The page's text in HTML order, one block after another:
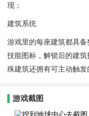
现；
建筑系统
游戏里的每座建筑都具
技能图标，解锁后的建
殊建筑还拥有可主动触发
游戏截图